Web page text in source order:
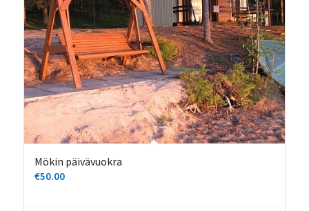
Mökin päivävuokra
€50.00